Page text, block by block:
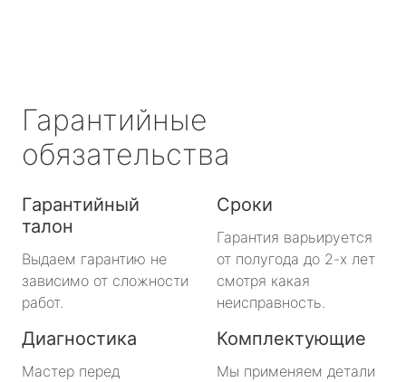
Гарантийные
обязательства
Гарантийный
талон
Выдаем гарантию не
зависимо от сложности
работ.
Сроки
Гарантия варьируется
от полугода до 2-х лет
смотря какая
неисправность.
Диагностика
Мастер перед
Комплектующие
Мы применяем детали